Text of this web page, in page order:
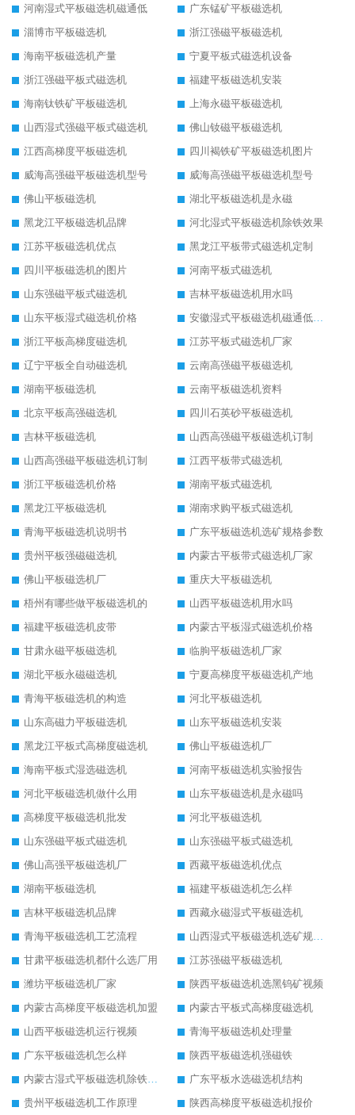
河南湿式平板磁选机磁通低
广东锰矿平板磁选机
淄博市平板磁选机
浙江强磁平板磁选机
海南平板磁选机产量
宁夏平板式磁选机设备
浙江强磁平板式磁选机
福建平板磁选机安装
海南钛铁矿平板磁选机
上海永磁平板磁选机
山西湿式强磁平板式磁选机
佛山钕磁平板磁选机
江西高梯度平板磁选机
四川褐铁矿平板磁选机图片
威海高强磁平板磁选机型号
威海高强磁平板磁选机型号
佛山平板磁选机
湖北平板磁选机是永磁
黑龙江平板磁选机品牌
河北湿式平板磁选机除铁效果
江苏平板磁选机优点
黑龙江平板带式磁选机定制
四川平板磁选机的图片
河南平板式磁选机
山东强磁平板式磁选机
吉林平板磁选机用水吗
山东平板湿式磁选机价格
浙江平板高梯度磁选机
江苏平板式磁选机厂家
辽宁平板全自动磁选机
云南高强磁平板磁选机
湖南平板磁选机
云南平板磁选机资料
北京平板高强磁选机
四川石英砂平板磁选机
吉林平板磁选机
山西高强磁平板磁选机订制
山西高强磁平板磁选机订制
江西平板带式磁选机
浙江平板磁选机价格
湖南平板式磁选机
黑龙江平板磁选机
湖南求购平板式磁选机
青海平板磁选机说明书
广东平板磁选机选矿规格参数
贵州平板强磁磁选机
内蒙古平板带式磁选机厂家
佛山平板磁选机厂
重庆大平板磁选机
梧州有哪些做平板磁选机的
山西平板磁选机用水吗
福建平板磁选机皮带
内蒙古平板湿式磁选机价格
甘肃永磁平板磁选机
临朐平板磁选机厂家
湖北平板永磁磁选机
宁夏高梯度平板磁选机产地
青海平板磁选机的构造
河北平板磁选机
山东高磁力平板磁选机
山东平板磁选机安装
黑龙江平板式高梯度磁选机
佛山平板磁选机厂
海南平板式湿选磁选机
河南平板磁选机实验报告
河北平板磁选机做什么用
山东平板磁选机是永磁吗
高梯度平板磁选机批发
河北平板磁选机
山东强磁平板式磁选机
山东强磁平板式磁选机
佛山高强平板磁选机厂
西藏平板磁选机优点
湖南平板磁选机
福建平板磁选机怎么样
吉林平板磁选机品牌
西藏永磁湿式平板磁选机
青海平板磁选机工艺流程
甘肃平板磁选机都什么选厂用
江苏强磁平板磁选机
潍坊平板磁选机厂家
陕西平板磁选机选黑钨矿视频
内蒙古高梯度平板磁选机加盟
内蒙古平板式高梯度磁选机
山西平板磁选机运行视频
青海平板磁选机处理量
广东平板磁选机怎么样
陕西平板磁选机强磁铁
广东平板水选磁选机结构
贵州平板磁选机工作原理
陕西高梯度平板磁选机报价